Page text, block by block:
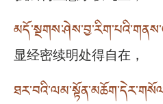
显经密续明处得自在，